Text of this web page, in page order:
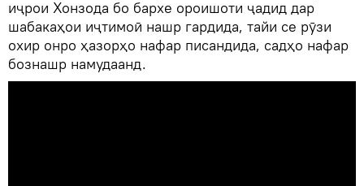
иҷрои Хонзода бо бархе ороишоти ҷадид дар
шабакаҳои иҷтимоӣ нашр гардида, тайи се рӯзи
охир онро ҳазорҳо нафар писандида, садҳо нафар
бознашр намудаанд.